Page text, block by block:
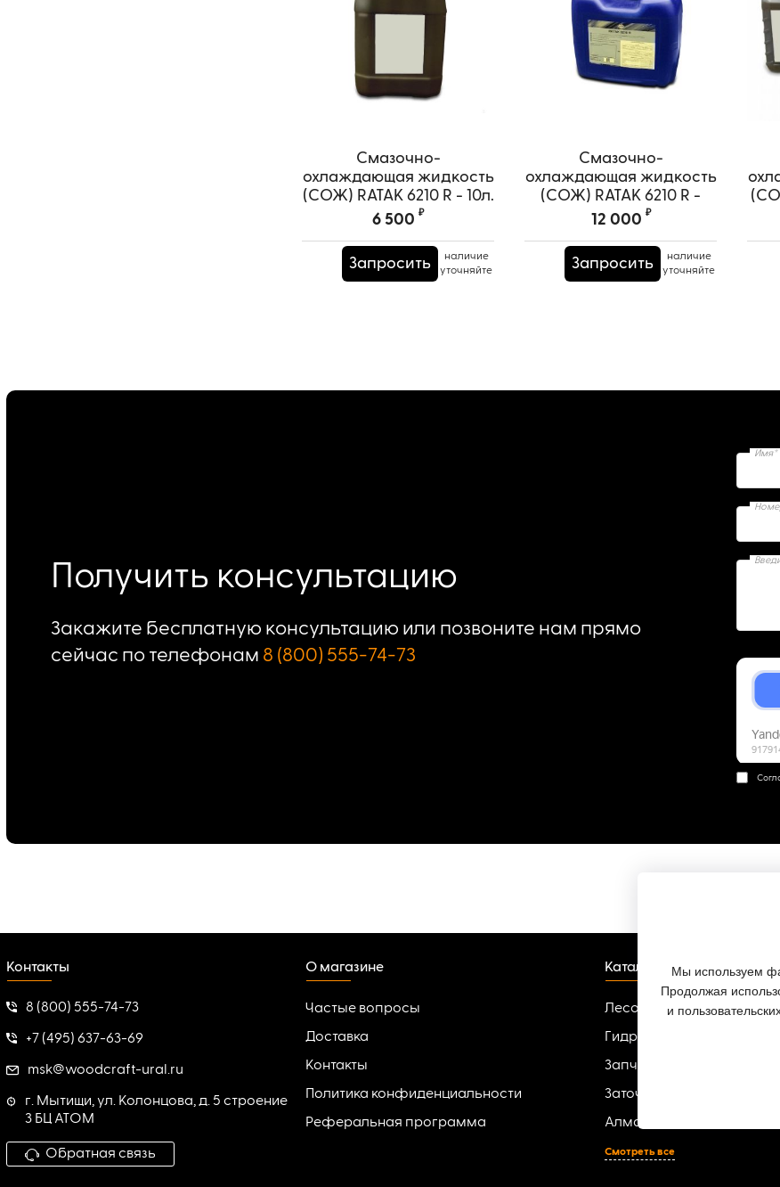
Смазочно-
охлаждающая жидкость
(СОЖ) RATAK 6210 R - 10л.
6 500 ₽
Запросить
наличие
уточняйте
Смазочно-
охлаждающая жидкость
(СОЖ) RATAK 6210 R -
20л.
12 000 ₽
Запросить
наличие
уточняйте
Получить консультацию
Закажите бесплатную консультацию или позвоните нам прямо
сейчас по телефонам 8 (800) 555-74-73
Имя*
Контакты
8 (800) 555-74-73
+7 (495) 637-63-69
msk@woodcraft-ural.ru
г. Мытищи, ул. Колонцова, д. 5 строение
3 БЦ АТОМ
Обратная связь
О магазине
Частые вопросы
Доставка
Контакты
Политика конфиденциальности
Реферальная программа
Каталог
Лесопильное
Гидроманипуляторы
Запчасти для
Заточные-разводные
Алмазный инструмент
Смотреть все
Мы используем
Продолжая
и